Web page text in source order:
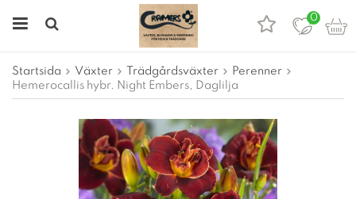
0
Startsida Växter Trädgårdsväxter
Perenner
Hemerocallis hybr. Night Embers, Daglilja